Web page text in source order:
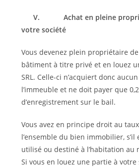
V. Achat en pleine
votre société
Vous devenez plein propriétaire de
bâtiment à titre privé et en louez
SRL. Celle-ci n’acquiert donc
l’immeuble et ne doit payer que
d’enregistrement sur le bail.
Vous avez en principe droit au
l’ensemble du bien immobilier,
utilisé ou destiné à l’habitation au
Si vous en louez une partie à